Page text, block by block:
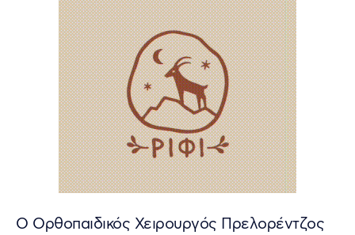
Ο Ορθοπαιδικός Χειρουργός Πρελορέντζος